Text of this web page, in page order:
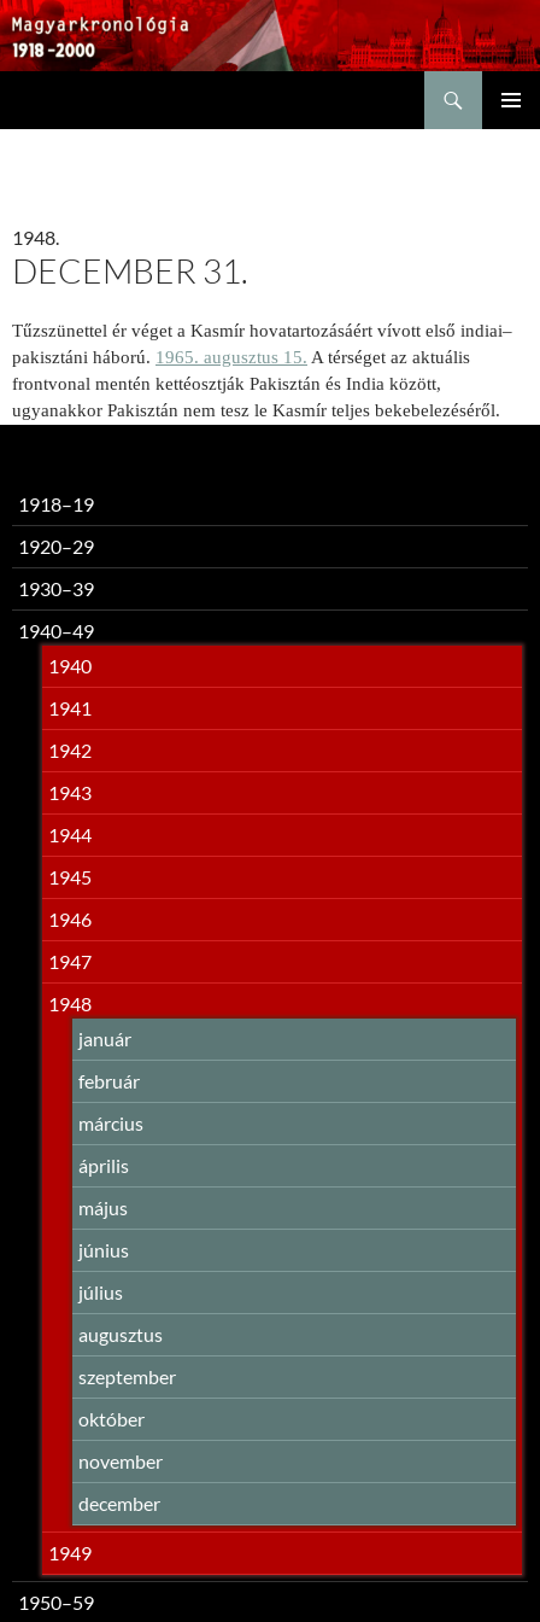
1948.
DECEMBER 31.
Tűzszünettel ér véget a Kasmír hovatartozásáért vívott első indiai–
pakisztáni háború. 1965. augusztus 15. A térséget az aktuális
frontvonal mentén kettéosztják Pakisztán és India között,
ugyanakkor Pakisztán nem tesz le Kasmír teljes bekebelezéséről.
1918–19
1920–29
1930–39
1940–49
1940
1941
1942
1943
1944
1945
1946
1947
1948
január
február
március
április
május
június
július
augusztus
szeptember
október
november
december
1949
1950–59